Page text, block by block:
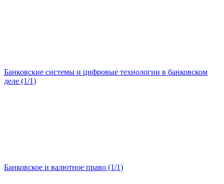
Банковские системы и цифровые технологии в банковском
деле (1/1)
Банковское и валютное право (1/1)